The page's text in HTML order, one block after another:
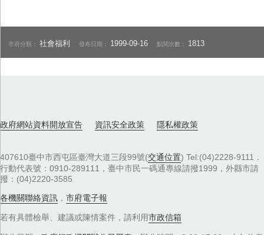
市府分類：社會福利 發布日期： 1999-09-16 點閱次數： 1813
政府網站資料開放宣告 資訊安全政策 隱私權政策
407610臺中市西屯區臺灣大道三段99號(交通位置) Tel:(04)2228-9111．
行動代表號：0910-289111，臺中市民一碼通專線請撥1999，外縣市請
撥：(04)2220-3585
各機關聯絡資訊 ， 市府電子報
若有具體檢舉、建議或陳情案件，請利用市政信箱